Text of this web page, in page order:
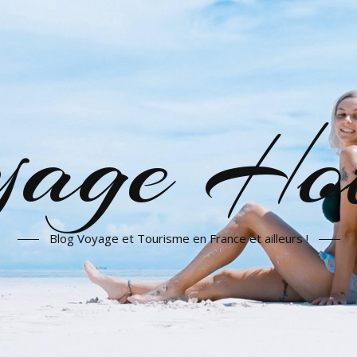
Blog Voyage et Tourisme en France et ailleurs !